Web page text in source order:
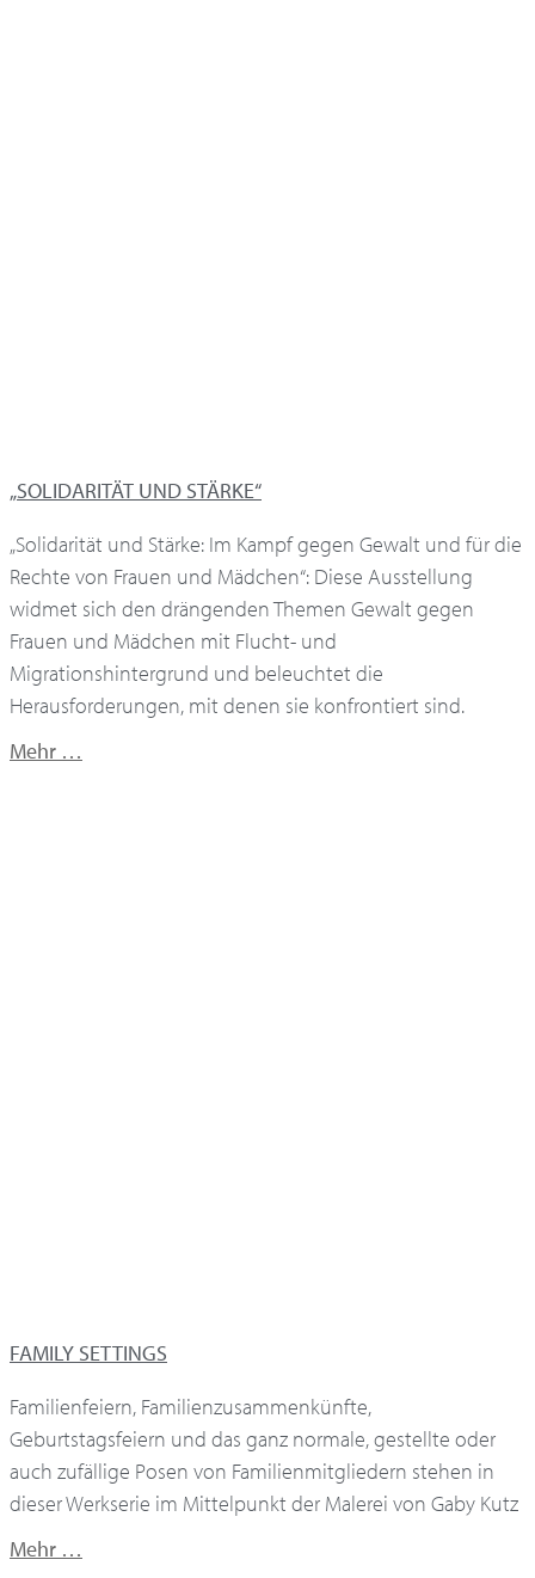
„SOLIDARITÄT UND STÄRKE“
„Solidarität und Stärke: Im Kampf gegen Gewalt und für die
Rechte von Frauen und Mädchen“: Diese Ausstellung
widmet sich den drängenden Themen Gewalt gegen
Frauen und Mädchen mit Flucht- und
Migrationshintergrund und beleuchtet die
Herausforderungen, mit denen sie konfrontiert sind.
Mehr …
FAMILY SETTINGS
Familienfeiern, Familienzusammenkünfte,
Geburtstagsfeiern und das ganz normale, gestellte oder
auch zufällige Posen von Familienmitgliedern stehen in
dieser Werkserie im Mittelpunkt der Malerei von Gaby Kutz
Mehr …